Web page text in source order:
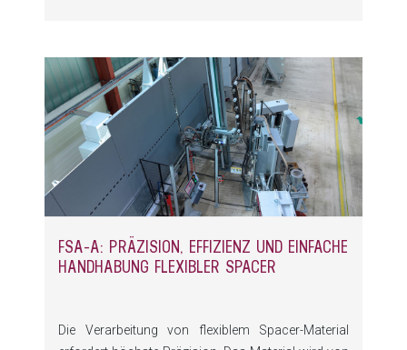
FSA-A: PRÄZISION, EFFIZIENZ UND EINFACHE
HANDHABUNG FLEXIBLER SPACER
Die Verarbeitung von flexiblem Spacer-Material